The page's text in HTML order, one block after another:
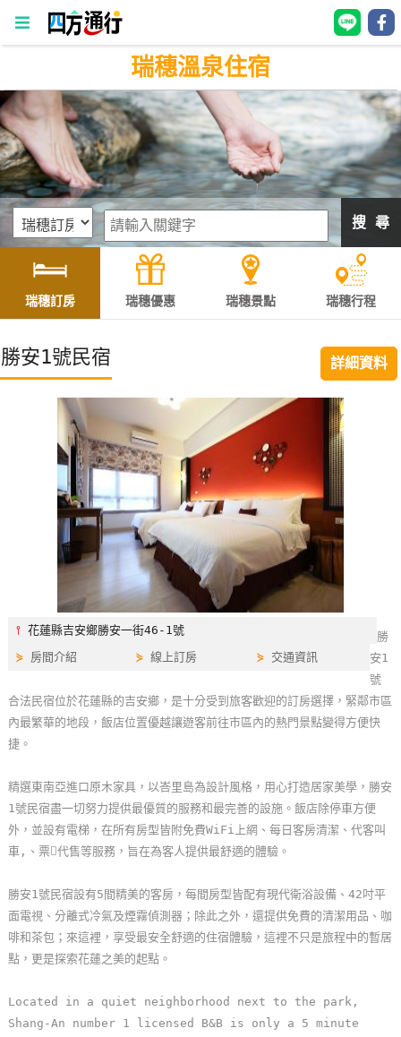
四
方
通
行
訂
房
灣
訂
房
直接跟飯店訂房 HOT
紅
帶
你
玩
圖
顧
瑞穗溫泉住宿
搜 尋
瑞穗訂房 瑞穗優惠 瑞穗景點 瑞穗行程
勝安1號民宿 詳細資料
⫯花蓮縣吉安鄉勝安一街46-1號
⋟ 房間介紹 ⋟線上訂房 ⋟ 交通資訊
勝
安1
號
合法民宿位於花蓮縣的吉安鄉，是十分受到旅客歡迎的訂房選擇，緊鄰市區
內最繁華的地段，飯店位置優越讓遊客前往市區內的熱門景點變得方便快
捷。
精選東南亞進口原木家具，以峇里島為設計風格，用心打造居家美學，勝安
1號民宿盡一切努力提供最優質的服務和最完善的設施。飯店除停車方便
外，並設有電梯，在所有房型皆附免費WiFi上網、每日客房清潔、代客叫
車,、票代售等服務，旨在為客人提供最舒適的體驗。
勝安1號民宿設有5間精美的客房，每間房型皆配有現代衛浴設備、42吋平
面電視、分離式冷氣及煙霧偵測器；除此之外，還提供免費的清潔用品、咖
啡和茶包；來這裡，享受最安全舒適的住宿體驗，這裡不只是旅程中的暫居
點，更是探索花蓮之美的起點。
Located in a quiet neighborhood next to the park,
Shang-An number 1 licensed B&B is only a 5 minute